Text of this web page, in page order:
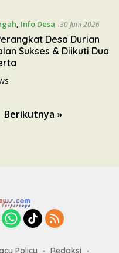
, Info Desa 30 Juni 2026
Desa Durian
Sukses & Diikuti Dua
Berikutnya »
Policy Redaksi